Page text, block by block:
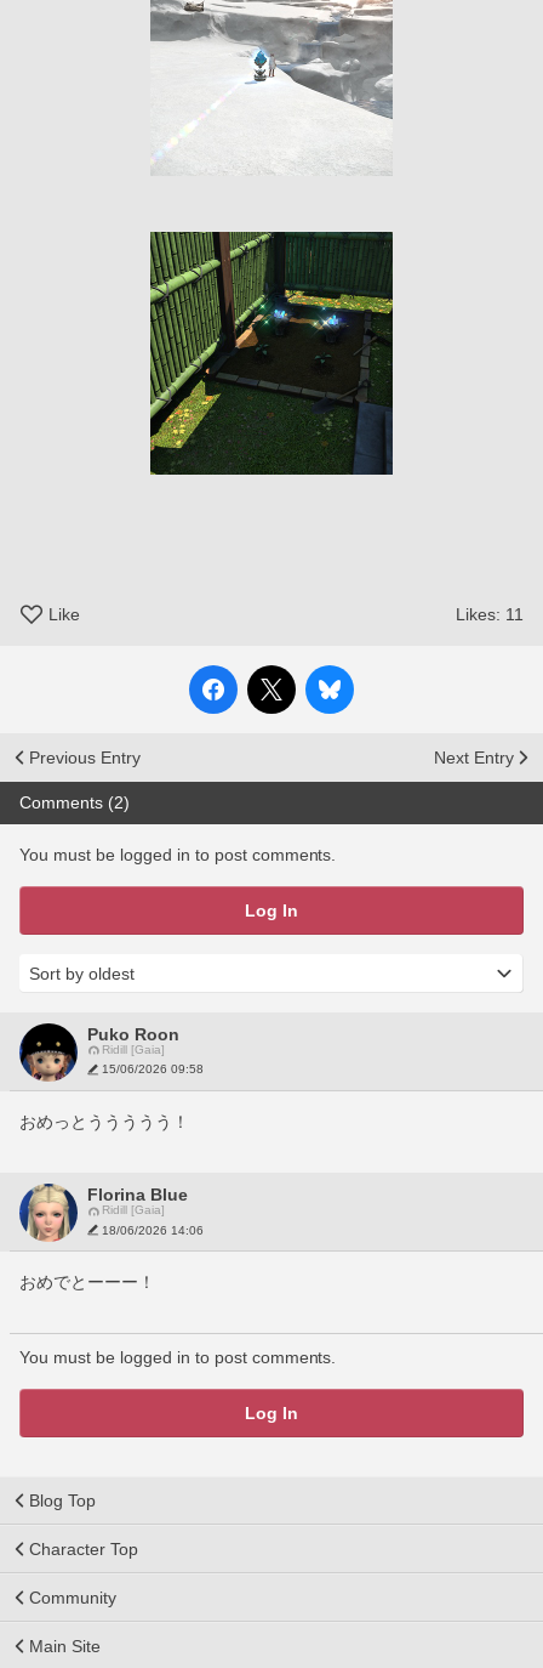
Like Likes: 11
Previous Entry Next Entry
Comments (2)
You must be logged in to post comments.
Log In
Puko Roon
Ridill [Gaia]
15/06/2026 09:58
おめっとううううう！
Florina Blue
Ridill [Gaia]
18/06/2026 14:06
おめでとーーー！
You must be logged in to post comments.
Log In
Blog Top
Character Top
Community
Main Site